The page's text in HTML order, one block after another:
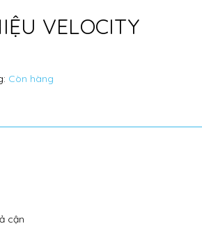
VELOCITY
Còn hàng
cận